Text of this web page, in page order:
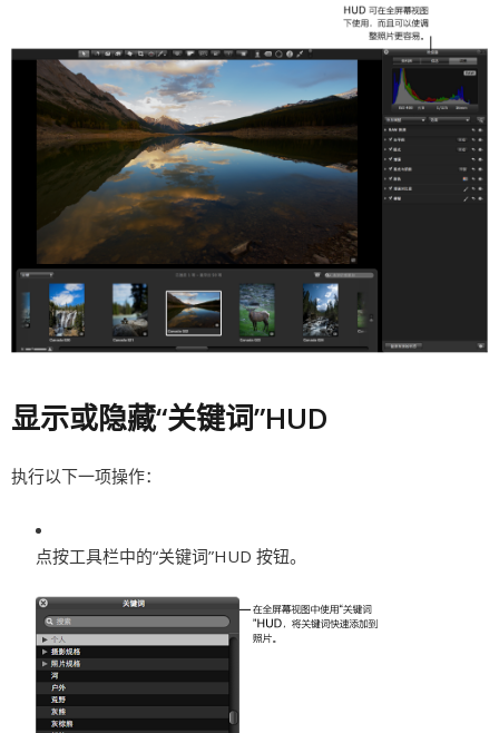
显示或隐藏“关键词”HUD
执行以下一项操作：
点按工具栏中的“关键词”HUD 按钮。